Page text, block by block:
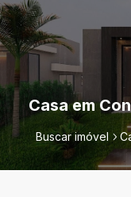
Casa em
Buscar imóvel